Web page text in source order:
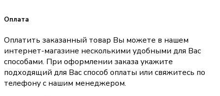
Оплата
Оплатить заказанный товар Вы можете в нашем
интернет-магазине несколькими удобными для Вас
способами. При оформлении заказа укажите
подходящий для Вас способ оплаты или свяжитесь по
телефону с нашим менеджером.